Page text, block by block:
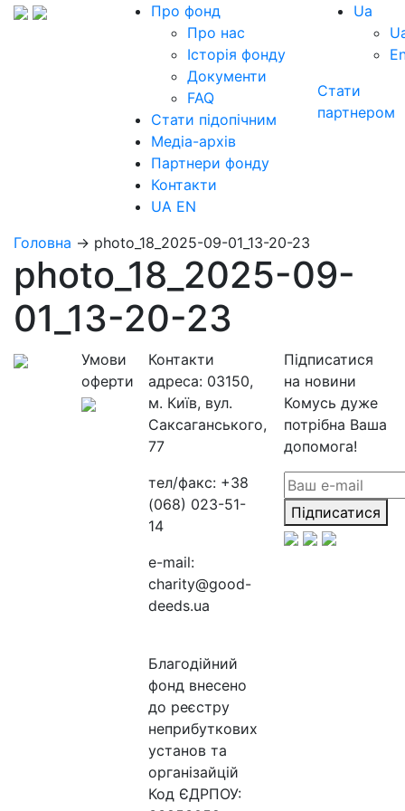
Про фонд
Про нас
Історія фонду
Документи
FAQ
Стати підопічним
Медіа-архів
Партнери фонду
Контакти
UA EN
Ua
Стати
партнером
Головна → photo_18_2025-09-01_13-20-23
photo_18_2025-09-
01_13-20-23
Умови
оферти
Контакти
адреса: 03150,
м. Київ, вул.
Саксаганського,
77
тел/факс: +38
(068) 023-51-
14
e-mail:
charity@good-
deeds.ua
Благодійний
фонд внесено
до реєстру
неприбуткових
установ та
організайцій
Код ЄДРПОУ:
Підписатися
на новини
Комусь дуже
потрібна Ваша
допомога!
Підписатися